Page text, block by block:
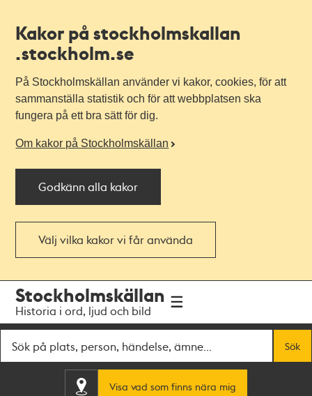
Kakor på stockholmskallan
.stockholm.se
På Stockholmskällan använder vi kakor, cookies, för att
sammanställa statistik och för att webbplatsen ska
fungera på ett bra sätt för dig.
Om kakor på Stockholmskällan
Godkänn alla kakor
Välj vilka kakor vi får använda
navigationen
huvudinnehållet
Stockholmskällan
Historia i ord, ljud och bild
Sök
Visa vad som finns nära mig